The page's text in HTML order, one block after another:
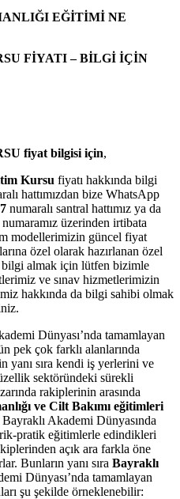
EĞİTİMİ NE
FİYATI – BİLGİ İÇİN
fiyat bilgisi için,
Kursu fiyatı hakkında bilgi
hattımızdan bize WhatsApp
numaralı santral hattımız ya da
üzerinden irtibata
modellerimizin güncel fiyat
özel olarak hazırlanan özel
bilgi almak için lütfen bizimle
ve sınav hizmetlerimizin
hakkında da bilgi sahibi olmak
Dünyası’nda tamamlayan
pek çok farklı alanlarında
yanı sıra kendi iş yerlerini ve
sektöründeki sürekli
rakiplerinin arasında
ve Cilt Bakımı eğitimleri
Akademi Dünyasında
pratik eğitimlerle edindikleri
açık ara farkla öne
Bunların yanı sıra Bayraklı
Dünyası’nda tamamlayan
şu şekilde örneklenebilir: